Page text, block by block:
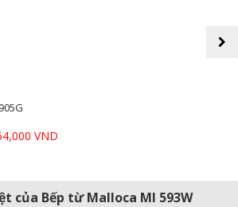
VND
next
của Bếp từ Malloca MI 593W